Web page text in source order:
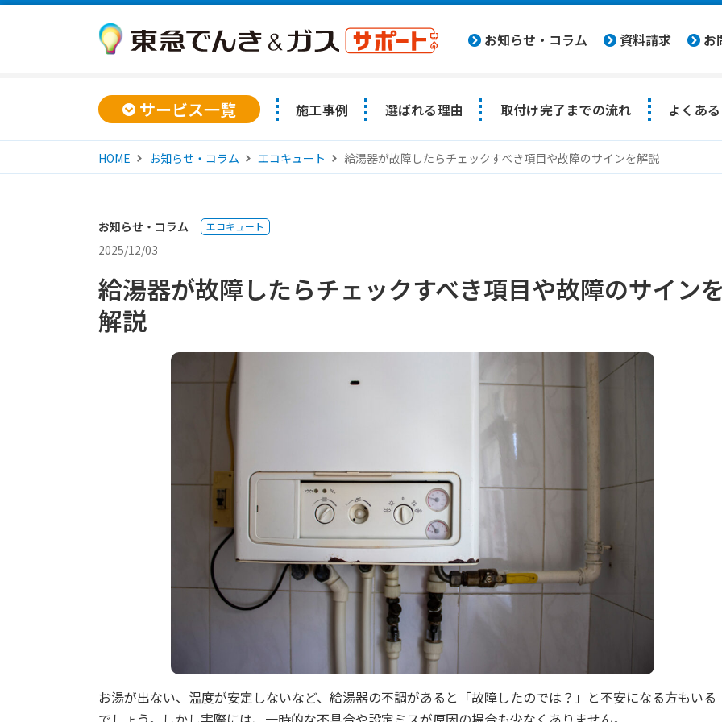
お知らせ・コラム 資料請求 お
サービス一覧 施工事例 選ばれる理由 取付け完了までの流れ よくあ
HOME お知らせ・コラム エコキュート 給湯器が故障したらチェックすべき項目や故障のサインを解説
お知らせ・コラム エコキュート
2025/12/03
給湯器が故障したらチェックすべき項目や故障のサインを
解説
お湯が出ない、温度が安定しないなど、給湯器の不調があると「故障したのでは？」と不安になる方もいる